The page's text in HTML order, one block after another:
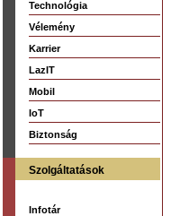
Technológia
Vélemény
Karrier
LazIT
Mobil
IoT
Biztonság
Szolgáltatások
Infotár